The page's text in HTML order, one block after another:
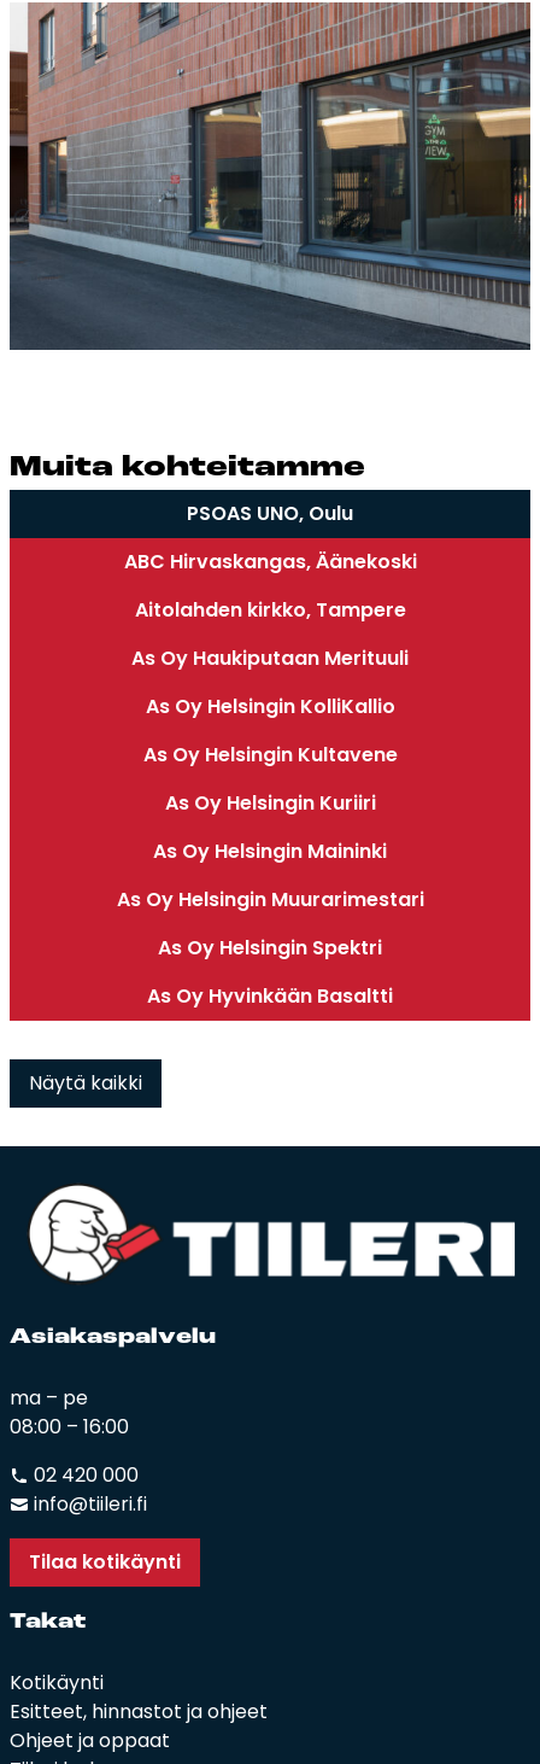
Mui­ta koh­tei­tam­me
PSOAS UNO, Oulu
ABC Hirvaskangas, Äänekoski
Aitolahden kirkko, Tampere
As Oy Haukiputaan Merituuli
As Oy Helsingin KolliKallio
As Oy Helsingin Kultavene
As Oy Helsingin Kuriiri
As Oy Helsingin Maininki
As Oy Helsingin Muurarimestari
As Oy Helsingin Spektri
As Oy Hyvinkään Basaltti
Näytä kaikki
Asia­kas­pal­ve­lu
ma – pe
08:00 – 16:00
02 420 000
info@tiileri.fi
Tilaa kotikäynti
Ta­kat
Kotikäynti
Esitteet, hinnastot ja ohjeet
Ohjeet ja oppaat